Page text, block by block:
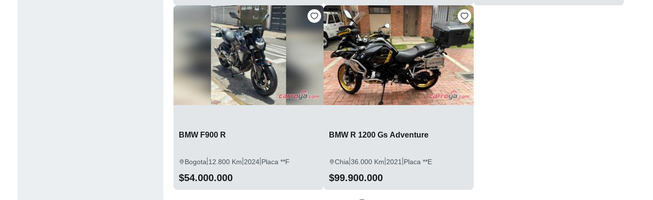
BMW F900 R
Bogota|12.800 Km|2024|Placa **F
$54.000.000
BMW R 1200 Gs Adventure
Chia|36.000 Km|2021 |Placa **E
$99.900.000